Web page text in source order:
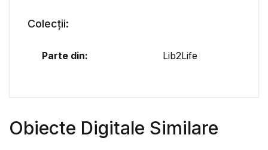
Colecții:
Parte din: Lib2Life
Obiecte Digitale Similare